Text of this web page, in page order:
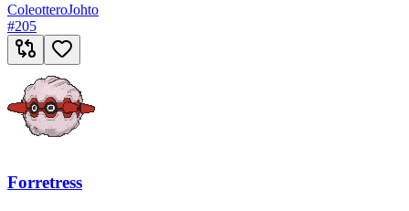
ColeotteroJohto
#205
Forretress